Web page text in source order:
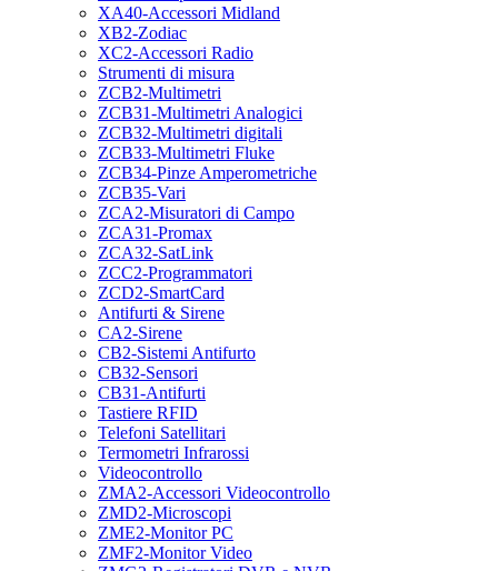
XA40-Accessori Midland
XB2-Zodiac
XC2-Accessori Radio
Strumenti di misura
ZCB2-Multimetri
ZCB31-Multimetri Analogici
ZCB32-Multimetri digitali
ZCB33-Multimetri Fluke
ZCB34-Pinze Amperometriche
ZCB35-Vari
ZCA2-Misuratori di Campo
ZCA31-Promax
ZCA32-SatLink
ZCC2-Programmatori
ZCD2-SmartCard
Antifurti & Sirene
CA2-Sirene
CB2-Sistemi Antifurto
CB32-Sensori
CB31-Antifurti
Tastiere RFID
Telefoni Satellitari
Termometri Infrarossi
Videocontrollo
ZMA2-Accessori Videocontrollo
ZMD2-Microscopi
ZME2-Monitor PC
ZMF2-Monitor Video